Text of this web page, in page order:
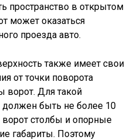
пространство в открытом
может оказаться
проезда авто.
также имеет свои
от точки поворота
ворот. Для такой
должен быть не более 10
столбы и опорные
габариты. Поэтому